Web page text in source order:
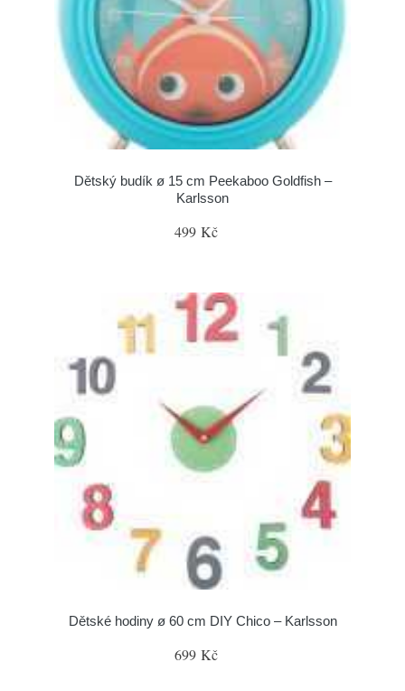
Dětský budík ø 15 cm Peekaboo Goldfish –
Karlsson
499 Kč
Dětské hodiny ø 60 cm DIY Chico – Karlsson
699 Kč